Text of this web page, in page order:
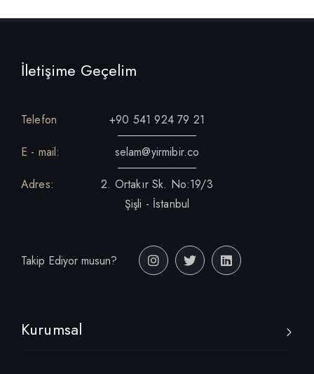
İletişime Geçelim
Telefon
+90 541 924 79 21
E - mail:
selam@yirmibir.co
Adres:
2. Ortakır Sk. No:19/3
Şişli - İstanbul
Takip Ediyor musun?
Kurumsal